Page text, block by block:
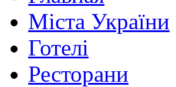
Міста України
Готелі
Ресторани